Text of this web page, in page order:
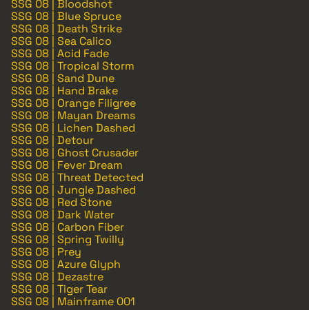
SSG 08 | Bloodshot
SSG 08 | Blue Spruce
SSG 08 | Death Strike
SSG 08 | Sea Calico
SSG 08 | Acid Fade
SSG 08 | Tropical Storm
SSG 08 | Sand Dune
SSG 08 | Hand Brake
SSG 08 | Orange Filigree
SSG 08 | Mayan Dreams
SSG 08 | Lichen Dashed
SSG 08 | Detour
SSG 08 | Ghost Crusader
SSG 08 | Fever Dream
SSG 08 | Threat Detected
SSG 08 | Jungle Dashed
SSG 08 | Red Stone
SSG 08 | Dark Water
SSG 08 | Carbon Fiber
SSG 08 | Spring Twilly
SSG 08 | Prey
SSG 08 | Azure Glyph
SSG 08 | Dezastre
SSG 08 | Tiger Tear
SSG 08 | Mainframe 001